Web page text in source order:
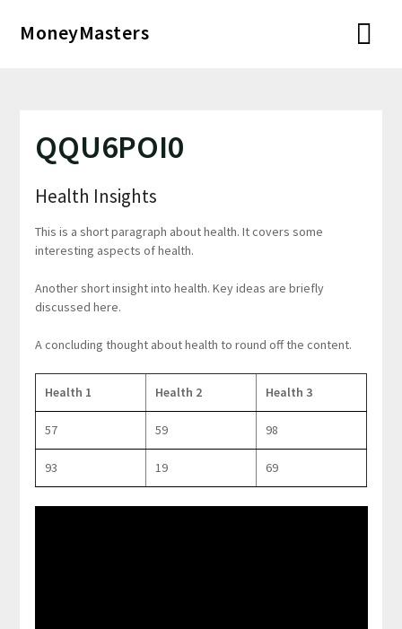
MoneyMasters
QQU6POI0
Health Insights
This is a short paragraph about health. It covers some
interesting aspects of health.
Another short insight into health. Key ideas are briefly
discussed here.
A concluding thought about health to round off the content.
Health 1 Health 2 Health 3
57 59 98
93 19 69